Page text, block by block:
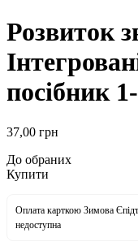
Розвиток
посібник
37,00 грн
До обраних
Купити
Оплата карткою Зимова
недоступна